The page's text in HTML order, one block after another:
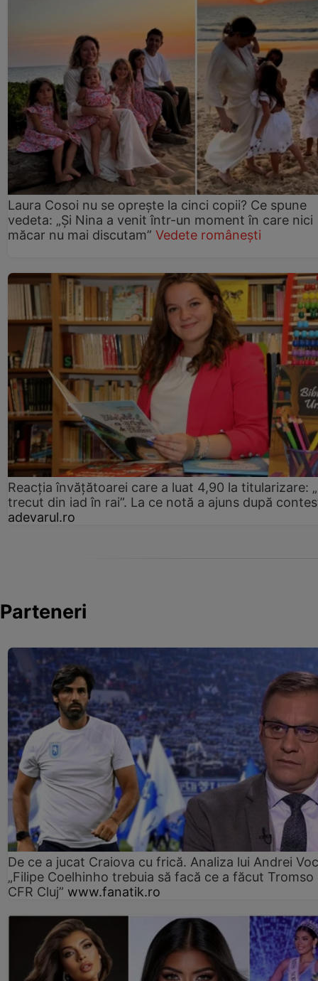
Laura Cosoi nu se oprește la cinci copii? Ce spune
vedeta: „Și Nina a venit într-un moment în care nici
măcar nu mai discutam” Vedete românești
Reacția învățătoarei care a luat 4,90 la titularizare:
trecut din iad în rai”. La ce notă a ajuns după
adevarul.ro
Parteneri
De ce a jucat Craiova cu frică. Analiza lui Andrei
„Filipe Coelhinho trebuia să facă ce a făcut Tromso
CFR Cluj” www.fanatik.ro